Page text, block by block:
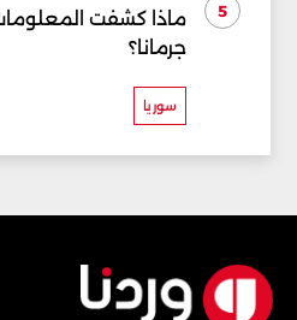
5
ماذا كشفت
جرمانا؟
سوريا